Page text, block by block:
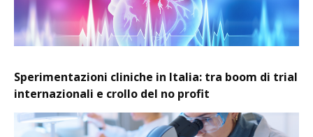
Sperimentazioni cliniche in Italia: tra boom di trial
internazionali e crollo del no profit